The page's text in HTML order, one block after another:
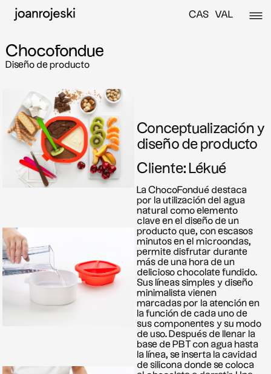
CAS VAL
Chocofondue
Diseño de producto
Conceptualización y
diseño de producto
Cliente: Lékué
La ChocoFondué destaca
por la utilización del agua
natural como elemento
clave en el diseño de un
producto que, con escasos
minutos en el microondas,
permite disfrutar durante
más de una hora de un
delicioso chocolate fundido.
Sus líneas simples y diseño
minimalista vienen
marcadas por la atención en
la función de cada uno de
sus componentes y su modo
de uso. Después de llenar la
base de PBT con agua hasta
la línea, se inserta la cavidad
de silicona donde se coloca